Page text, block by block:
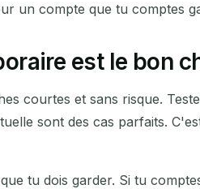
un compte que tu comptes
est le bon
courtes et sans risque.
sont des cas parfaits.
tu dois garder. Si tu